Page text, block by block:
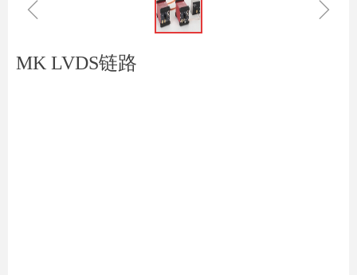
ꁆ ꁇ
MK LVDS链路